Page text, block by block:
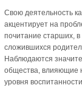
Свою деятельность
акцентирует на
почитание старших,
сложившихся
Наблюдаются
общества, влияющие
уровня